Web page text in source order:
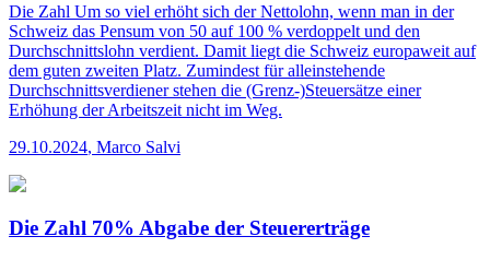
Die Zahl Um so viel erhöht sich der Nettolohn, wenn man in der
Schweiz das Pensum von 50 auf 100 % verdoppelt und den
Durchschnittslohn verdient. Damit liegt die Schweiz europaweit auf
dem guten zweiten Platz. Zumindest für alleinstehende
Durchschnittsverdiener stehen die (Grenz-)Steuersätze einer
Erhöhung der Arbeitszeit nicht im Weg.
29.10.2024, Marco Salvi
Die Zahl 70% Abgabe der Steuererträge